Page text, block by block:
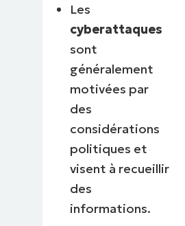
Les
cyberattaques
sont
généralement
motivées par
des
considérations
politiques et
visent à recueillir
des
informations.